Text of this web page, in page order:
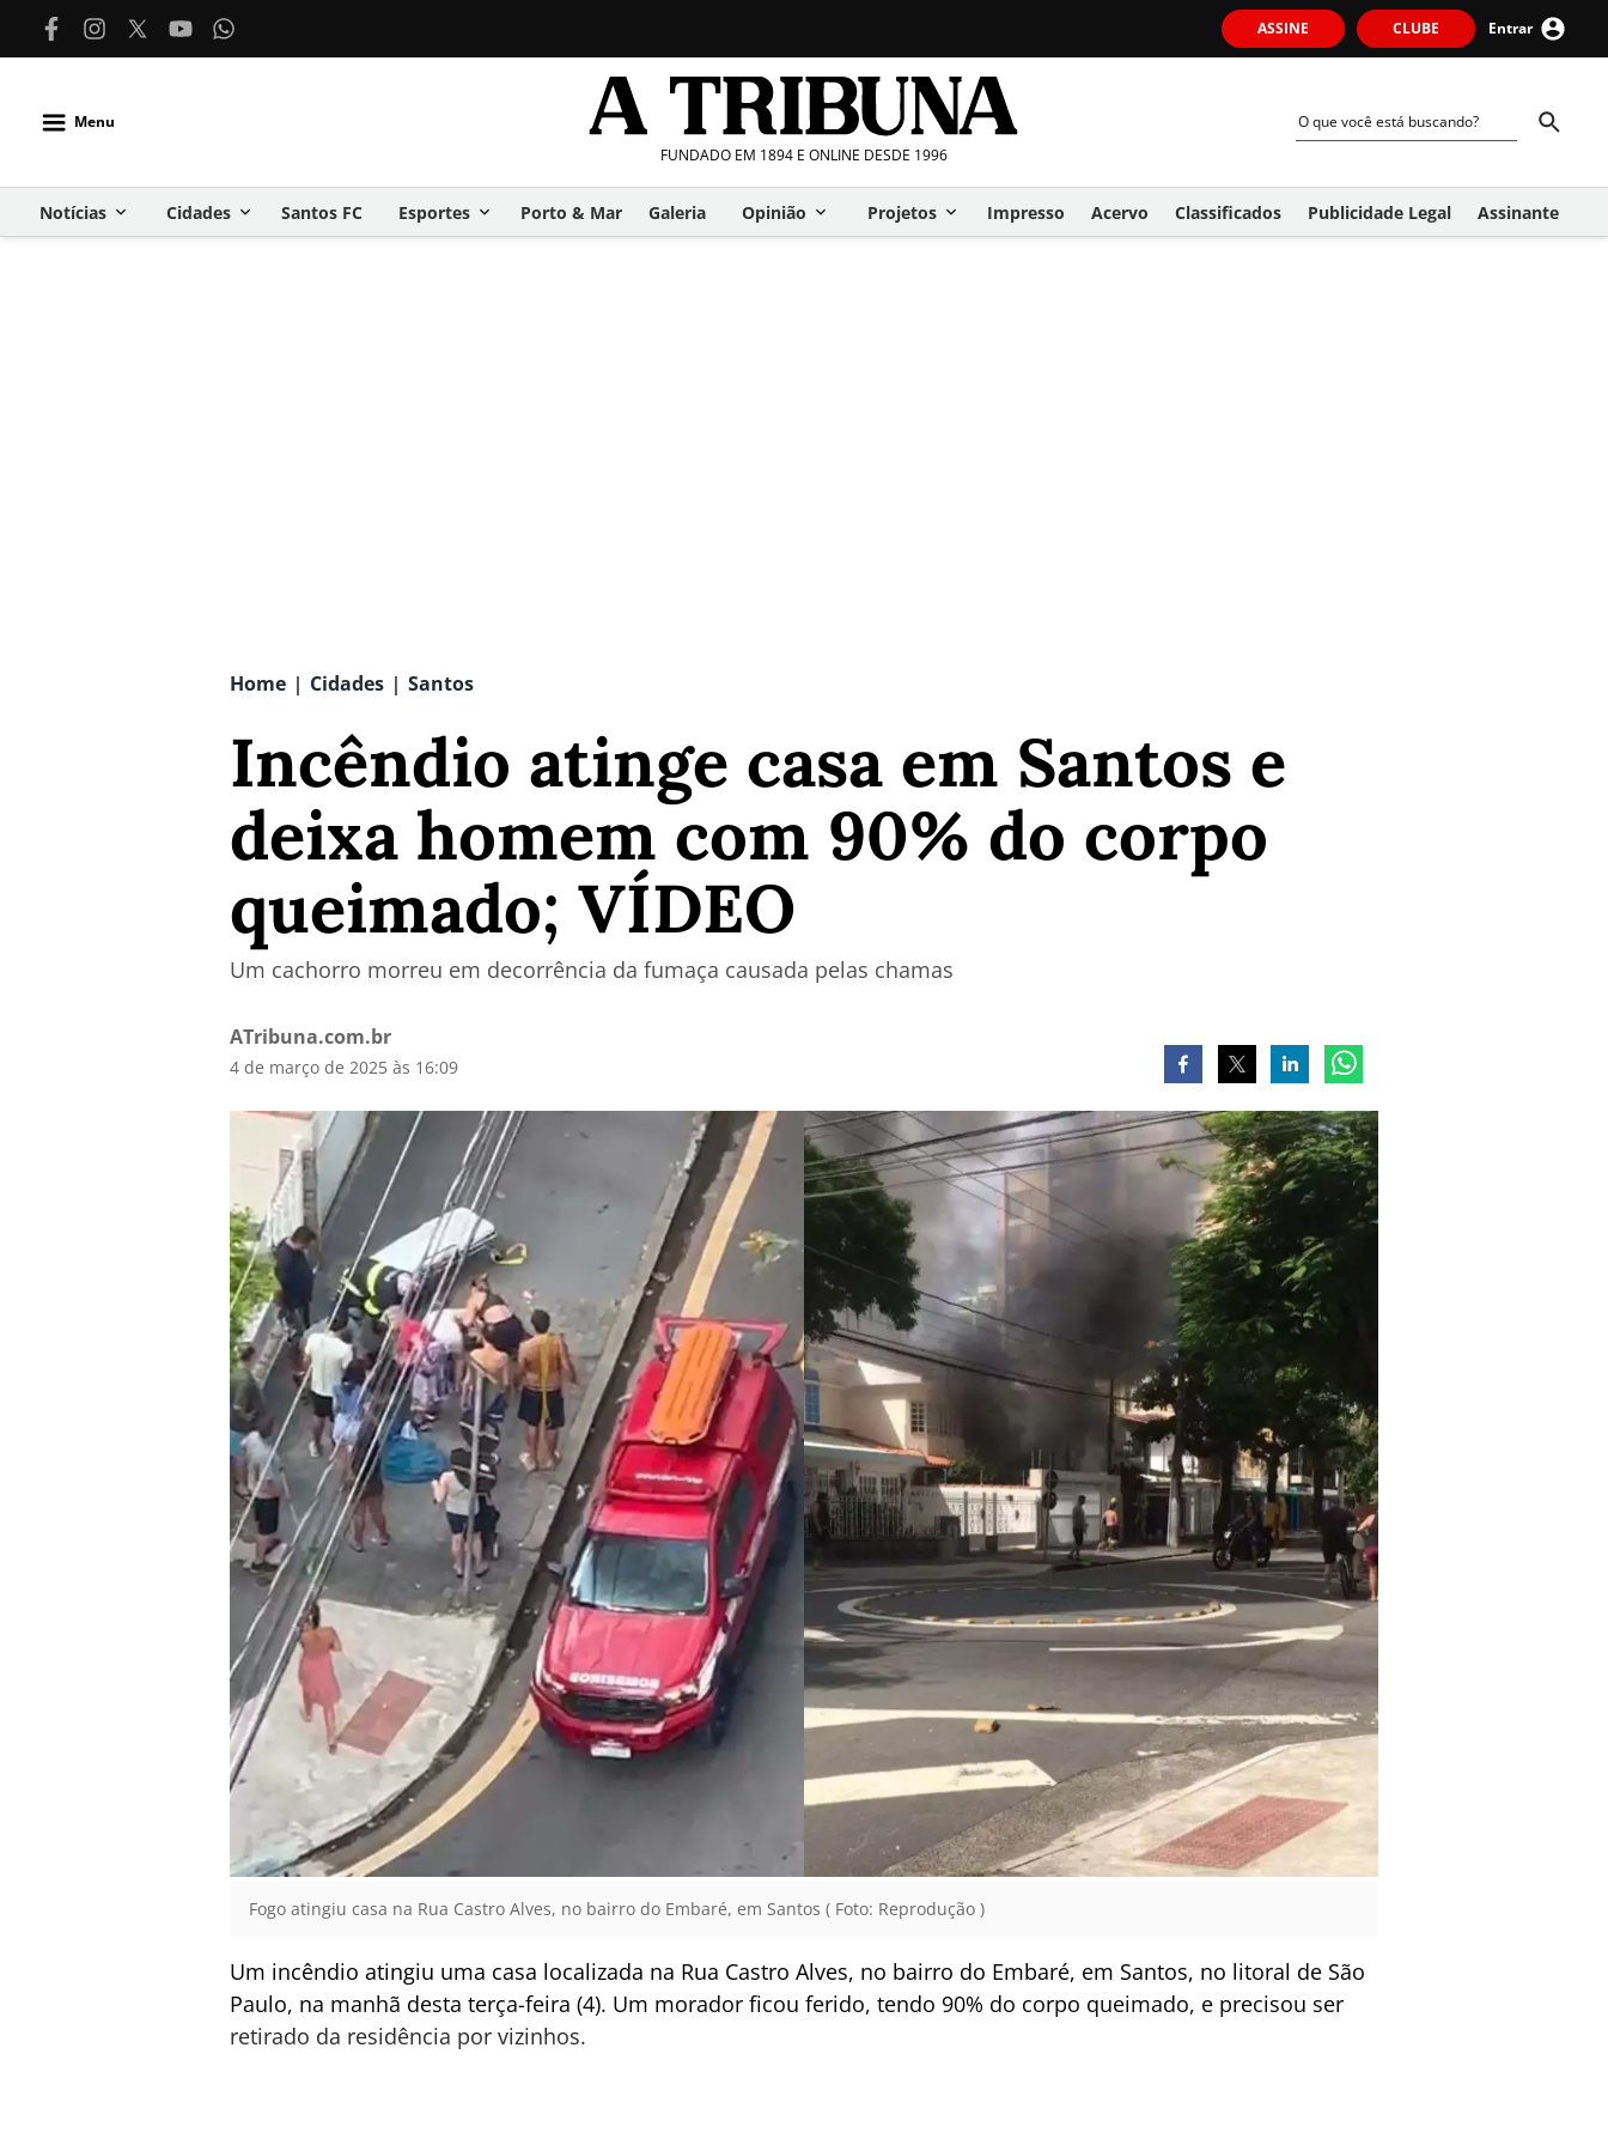
ASSINE CLUBE Entrar
Menu
FUNDADO EM 1894 E ONLINE DESDE 1996
Notícias Cidades Santos FC Esportes Porto & Mar Galeria Opinião Projetos Impresso Acervo Classificados Publicidade Legal Assinante
Home | Cidades | Santos
Incêndio atinge casa em Santos e
deixa homem com 90% do corpo
queimado; VÍDEO
Um cachorro morreu em decorrência da fumaça causada pelas chamas
ATribuna.com.br
4 de março de 2025 às 16:09
Fogo atingiu casa na Rua Castro Alves, no bairro do Embaré, em Santos ( Foto: Reprodução )
Um incêndio atingiu uma casa localizada na Rua Castro Alves, no bairro do Embaré, em Santos, no litoral de São
Paulo, na manhã desta terça-feira (4). Um morador ficou ferido, tendo 90% do corpo queimado, e precisou ser
retirado da residência por vizinhos.